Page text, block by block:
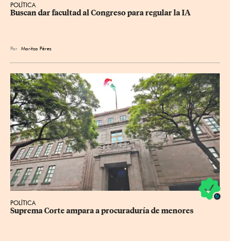
POLÍTICA
Buscan dar facultad al Congreso para regular la IA
Por Maritza Pérez
POLÍTICA
Suprema Corte ampara a procuraduría de menores